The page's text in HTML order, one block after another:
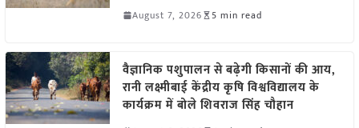
August 7, 2026 5 min read
वैज्ञानिक पशुपालन से बढ़ेगी किसानों की आय,
रानी लक्ष्मीबाई केंद्रीय कृषि विश्वविद्यालय के
कार्यक्रम में बोले शिवराज सिंह चौहान